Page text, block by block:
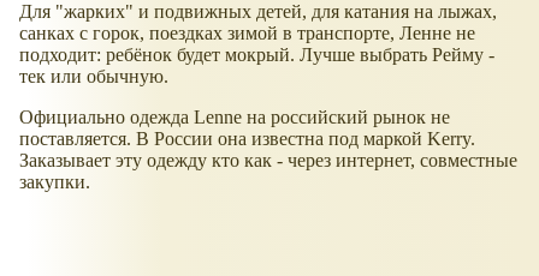
Для "жарких" и подвижных детей, для катания на лыжах,
санках с горок, поездках зимой в транспорте, Ленне не
подходит: ребёнок будет мокрый. Лучше выбрать Рейму -
тек или обычную.
Официально одежда Lenne на российский рынок не
поставляется. В России она известна под маркой Kerry.
Заказывает эту одежду кто как - через интернет, совместные
закупки.